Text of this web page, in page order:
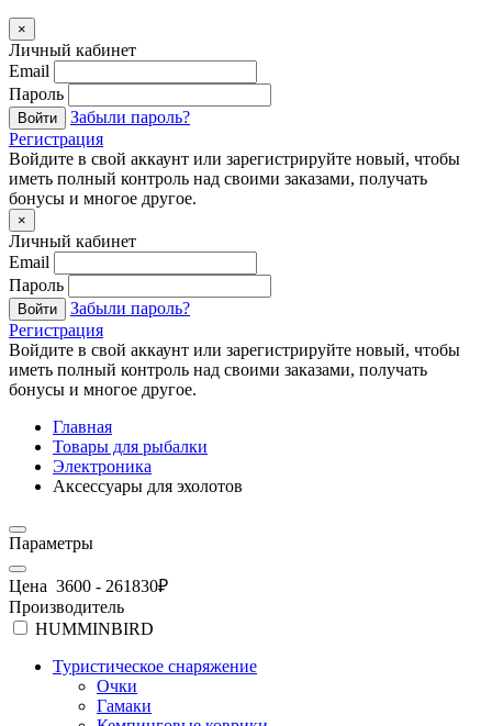
×
Личный кабинет
Email
Пароль
Войти
Забыли пароль?
Регистрация
Войдите в свой аккаунт или зарегистрируйте новый, чтобы
иметь полный контроль над своими заказами, получать
бонусы и многое другое.
×
Личный кабинет
Email
Пароль
Войти
Забыли пароль?
Регистрация
Войдите в свой аккаунт или зарегистрируйте новый, чтобы
иметь полный контроль над своими заказами, получать
бонусы и многое другое.
Главная
Товары для рыбалки
Электроника
Аксессуары для эхолотов
Параметры
Цена 3600 - 261830₽
Производитель
HUMMINBIRD
Туристическое снаряжение
Очки
Гамаки